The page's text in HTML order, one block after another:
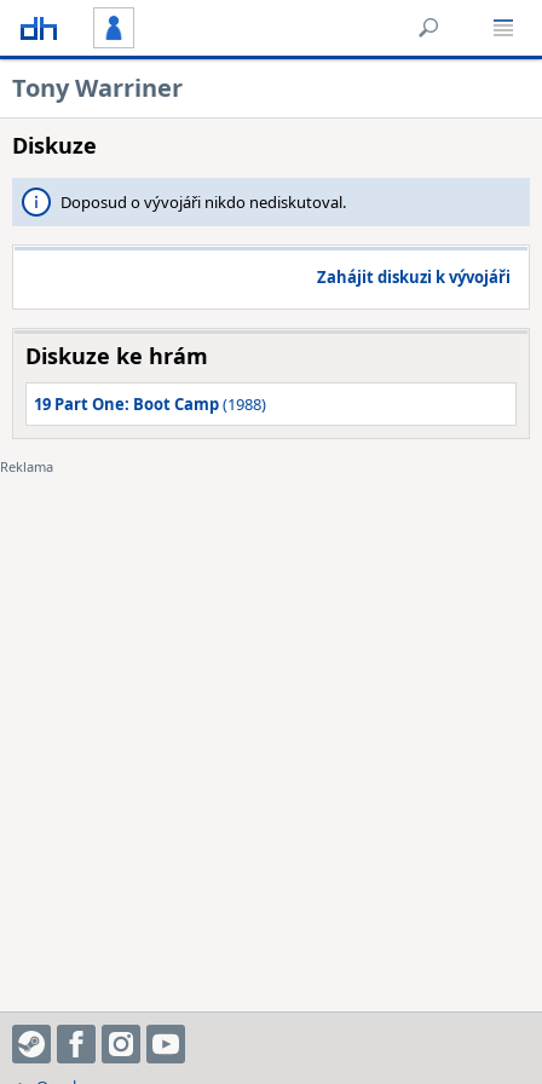
Tony Warriner
Diskuze
Doposud o vývojáři nikdo nediskutoval.
Zahájit diskuzi k vývojáři
Diskuze ke hrám
19 Part One: Boot Camp(1988)